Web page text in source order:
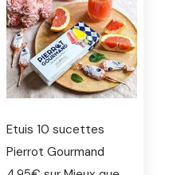
Etuis 10 sucettes
Pierrot Gourmand